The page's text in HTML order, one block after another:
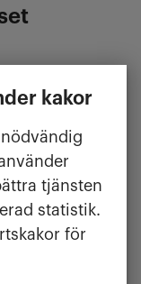
kakor
tjänsten
statistik.
för
stads
påverkas
som